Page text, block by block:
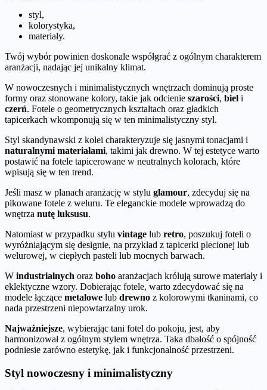
styl,
kolorystyka,
materiały.
Twój wybór powinien doskonale współgrać z ogólnym charakterem
aranżacji, nadając jej unikalny klimat.
W nowoczesnych i minimalistycznych wnętrzach dominują proste
formy oraz stonowane kolory, takie jak odcienie szarości, biel i
czerń. Fotele o geometrycznych kształtach oraz gładkich
tapicerkach wkomponują się w ten minimalistyczny styl.
Styl skandynawski z kolei charakteryzuje się jasnymi tonacjami i
naturalnymi materiałami, takimi jak drewno. W tej estetyce warto
postawić na fotele tapicerowane w neutralnych kolorach, które
wpisują się w ten trend.
Jeśli masz w planach aranżację w stylu glamour, zdecyduj się na
pikowane fotele z weluru. Te eleganckie modele wprowadzą do
wnętrza nutę luksusu.
Natomiast w przypadku stylu vintage lub retro, poszukuj foteli o
wyróżniającym się designie, na przykład z tapicerki plecionej lub
welurowej, w ciepłych pasteli lub mocnych barwach.
W industrialnych oraz boho aranżacjach królują surowe materiały i
eklektyczne wzory. Dobierając fotele, warto zdecydować się na
modele łączące metalowe lub drewno z kolorowymi tkaninami, co
nada przestrzeni niepowtarzalny urok.
Najważniejsze, wybierając tani fotel do pokoju, jest, aby
harmonizował z ogólnym stylem wnętrza. Taka dbałość o spójność
podniesie zarówno estetykę, jak i funkcjonalność przestrzeni.
Styl nowoczesny i minimalistyczny